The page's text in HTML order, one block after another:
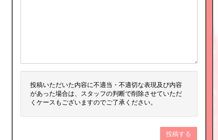
投稿いただいた内容に不適当・不適切な表現及び内容
があった場合は、スタッフの判断で削除させていただ
くケースもございますのでご了承ください。
投稿する